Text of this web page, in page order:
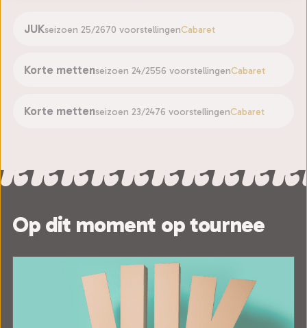
JUKseizoen 25/2670 voorstellingenCabaret
Korte mettenseizoen 24/2556 voorstellingenCabaret
Korte mettenseizoen 23/2476 voorstellingenCabaret
Op dit moment op tournee